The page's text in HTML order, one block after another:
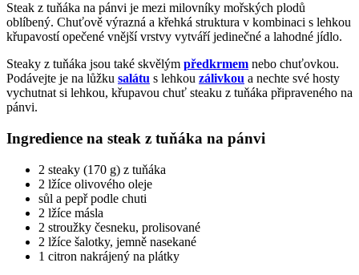
Steak z tuňáka na pánvi je mezi milovníky mořských plodů
oblíbený. Chuťově výrazná a křehká struktura v kombinaci s lehkou
křupavostí opečené vnější vrstvy vytváří jedinečné a lahodné jídlo.
Steaky z tuňáka jsou také skvělým předkrmem nebo chuťovkou.
Podávejte je na lůžku salátu s lehkou zálivkou a nechte své hosty
vychutnat si lehkou, křupavou chuť steaku z tuňáka připraveného na
pánvi.
Ingredience na steak z tuňáka na pánvi
2 steaky (170 g) z tuňáka
2 lžíce olivového oleje
sůl a pepř podle chuti
2 lžíce másla
2 stroužky česneku, prolisované
2 lžíce šalotky, jemně nasekané
1 citron nakrájený na plátky